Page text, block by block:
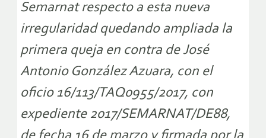
Semarnat respecto a esta nueva
irregularidad quedando ampliada la
primera queja en contra de José
Antonio González Azuara, con el
oficio 16/113/TAQ0955/2017, con
expediente 2017/SEMARNAT/DE88,